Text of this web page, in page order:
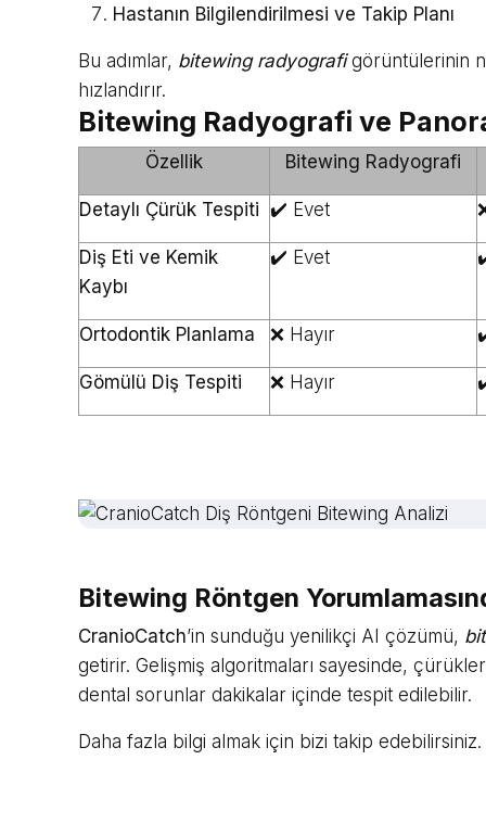
Hastanın Bilgilendirilmesi ve Takip Planı
Bu adımlar, bitewing radyografigörüntülerinin
hızlandırır.
Bitewing Radyografi ve
Özellik Bitewing Radyografi
Detaylı Çürük Tespiti ✔️ Evet
Diş Eti ve Kemik
Kaybı
✔️ Evet
Ortodontik Planlama ❌ Hayır
Gömülü Diş Tespiti ❌ Hayır
Bitewing Röntgen
CranioCatch’in sunduğu yenilikçi AI çözümü,
getirir. Gelişmiş algoritmaları sayesinde,
dental sorunlar dakikalar içinde tespit edilebilir.
Daha fazla bilgi almak için bizi takip edebilirsiniz.